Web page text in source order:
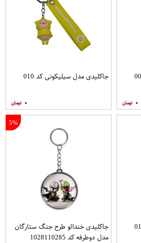
۰
جاکلیدی مدل سیلیکونی کد 010
۰
5%
جاکلیدی خندالو طرح جنگ ستارگان
مدل دوطرفه کد 1028110285